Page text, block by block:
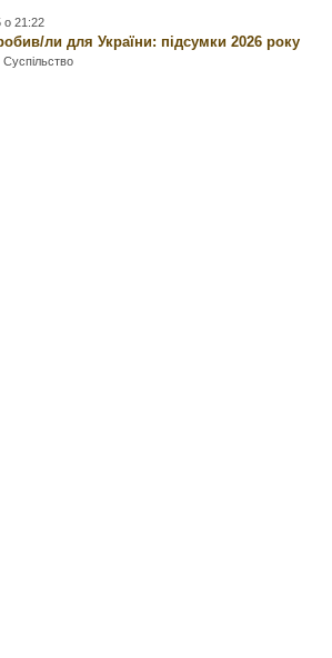
о 21:22
ли для України: підсумки 2026 року
,Суспільство